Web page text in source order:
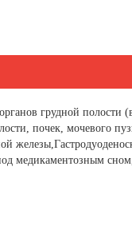
грудной полости
почек, мочевого
медикаментозным